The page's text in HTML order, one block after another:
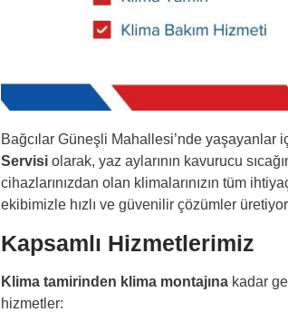
Bağcılar Güneşli Mahallesi’nde yaşayanlar
Servisi olarak, yaz aylarının kavurucu
cihazlarınızdan olan klimalarınızın tüm
ekibimizle hızlı ve güvenilir çözümler
Kapsamlı Hizmetlerimiz
Klima tamirinden klima montajına kadar
hizmetler: